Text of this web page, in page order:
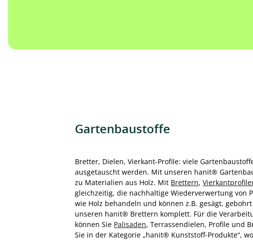
Gartenbaustoffe
Bretter, Dielen, Vierkant-Profile: viele
ausgetauscht werden. Mit unseren hanit®
zu Materialien aus Holz. Mit Brettern,
gleichzeitig, die nachhaltige Wiederverwertung von
wie Holz behandeln und können z.B. gesägt,
unseren hanit® Brettern komplett. Für die
können Sie Palisaden, Terrassendielen, Profile und
Sie in der Kategorie „hanit® Kunststoff-Produkte“,